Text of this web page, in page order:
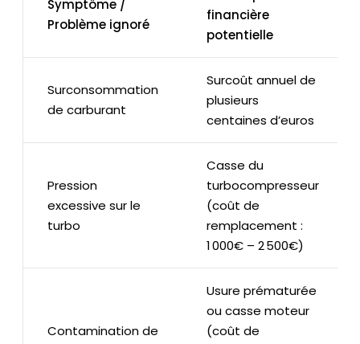
Symptôme /
Problème ignoré
financière
potentielle
Surconsommation
de carburant
Surcoût annuel de
plusieurs
centaines d’euros
Pression
excessive sur le
turbo
Casse du
turbocompresseur
(coût de
remplacement :
1 000€ – 2 500€)
Contamination de
Usure prématurée
ou casse moteur
(coût de